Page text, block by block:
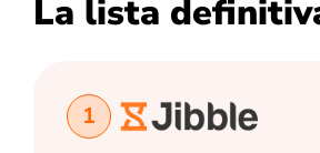
La lista
1